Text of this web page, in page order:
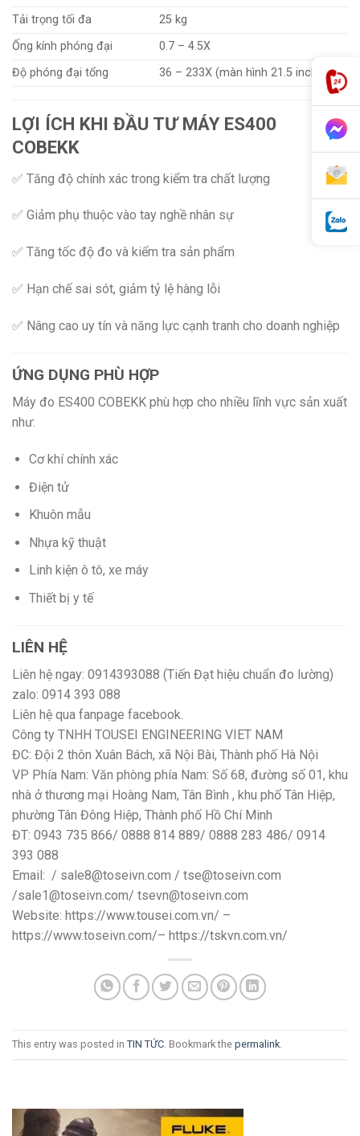
Tải trọng tối đa
25 kg
Ống kính phóng đại
0.7 – 4.5X
Độ phóng đại tổng
36 – 233X (màn hình 21.5 inch)
LỢI ÍCH KHI ĐẦU TƯ MÁY ES400
COBEKK
✅ Tăng độ chính xác trong kiểm tra chất lượng
✅ Giảm phụ thuộc vào tay nghề nhân sự
✅ Tăng tốc độ đo và kiểm tra sản phẩm
✅ Hạn chế sai sót, giảm tỷ lệ hàng lỗi
✅ Nâng cao uy tín và năng lực cạnh tranh cho doanh nghiệp
ỨNG DỤNG PHÙ HỢP
Máy đo ES400 COBEKK phù hợp cho nhiều lĩnh vực sản xuất
như:
Cơ khí chính xác
Điện tử
Khuôn mẫu
Nhựa kỹ thuật
Linh kiện ô tô, xe máy
Thiết bị y tế
LIÊN HỆ
Liên hệ ngay: 0914393088 (Tiến Đạt hiệu chuẩn đo lường)
zalo: 0914 393 088
Liên hệ qua fanpage facebook.
Công ty TNHH TOUSEI ENGINEERING VIET NAM
ĐC: Đội 2 thôn Xuân Bách, xã Nội Bài, Thành phố Hà Nội
VP Phía Nam: Văn phòng phía Nam: Số 68, đường số 01, khu
nhà ở thương mại Hoàng Nam, Tân Bình , khu phố Tân Hiệp,
phường Tân Đông Hiệp, Thành phố Hồ Chí Minh
ĐT: 0943 735 866/ 0888 814 889/ 0888 283 486/ 0914
393 088
Email: / sale8@toseivn.com / tse@toseivn.com
/sale1@toseivn.com/ tsevn@toseivn.com
Website: https://www.tousei.com.vn/ –
https://www.toseivn.com/– https://tskvn.com.vn/
This entry was posted in TIN TỨC . Bookmark the permalink